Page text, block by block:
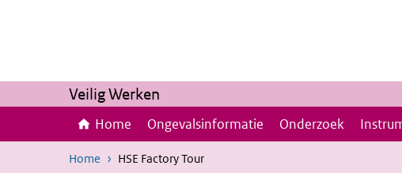
Veilig Werken
Home Ongevalsinformatie Onderzoek
Home HSE Factory Tour